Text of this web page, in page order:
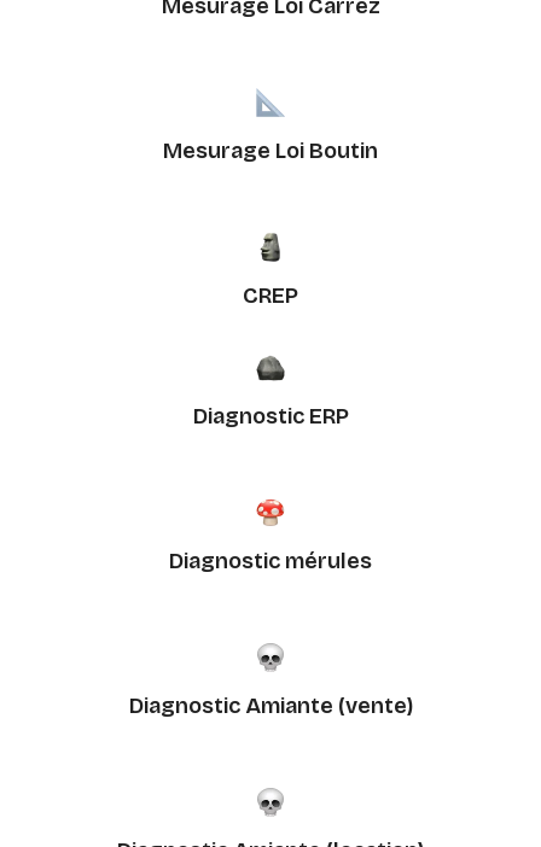
Mesurage Loi Carrez
Mesurage Loi Boutin
CREP
Diagnostic ERP
Diagnostic mérules
Diagnostic Amiante (vente)